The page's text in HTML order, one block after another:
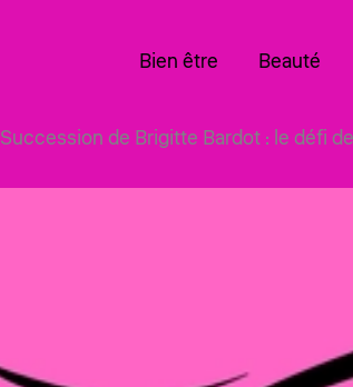
Bien être Beauté
Succession de Brigitte Bardot : le défi